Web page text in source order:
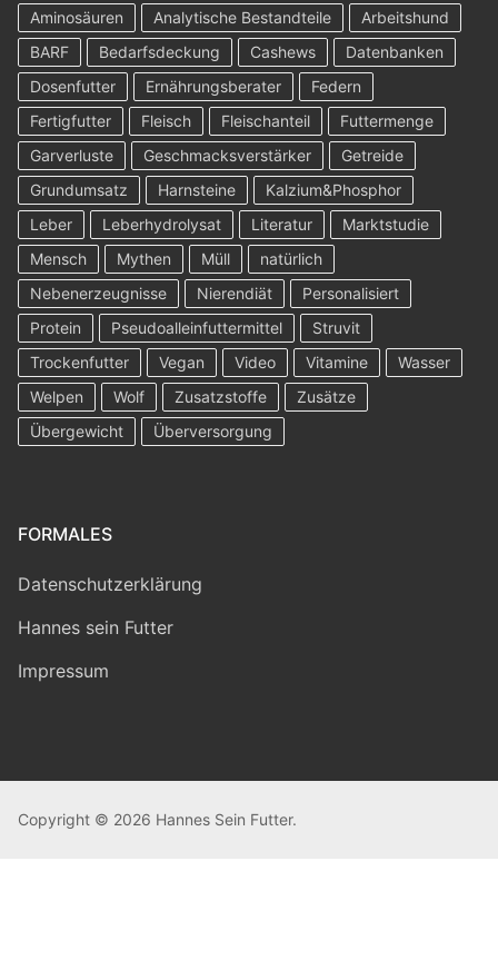
Aminosäuren Analytische Bestandteile
Arbeitshund
BARF
Bedarfsdeckung Cashews
Datenbanken
Dosenfutter
Ernährungsberater
Federn
Fertigfutter
Fleisch Fleischanteil
Futtermenge
Garverluste
Geschmacksverstärker
Getreide
Grundumsatz
Harnsteine
Kalzium&Phosphor
Leber
Leberhydrolysat Literatur
Marktstudie
Mensch
Mythen Müll
natürlich
Nebenerzeugnisse
Nierendiät
Personalisiert
Protein
Pseudoalleinfuttermittel
Struvit
Trockenfutter
Vegan Video Vitamine
Wasser
Welpen
Wolf Zusatzstoffe
Zusätze
Übergewicht
Überversorgung
FORMALES
Datenschutzerklärung
Hannes sein Futter
Impressum
Copyright © 2026 Hannes Sein Futter.